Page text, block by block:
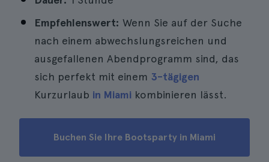
Empfehlenswert: Wenn Sie auf der Suche
nach einem abwechslungsreichen und
ausgefallenen Abendprogramm sind, das
sich perfekt mit einem 3-tägigen
Kurzurlaub in Miami kombinieren lässt.
Buchen Sie Ihre Bootsparty in Miami